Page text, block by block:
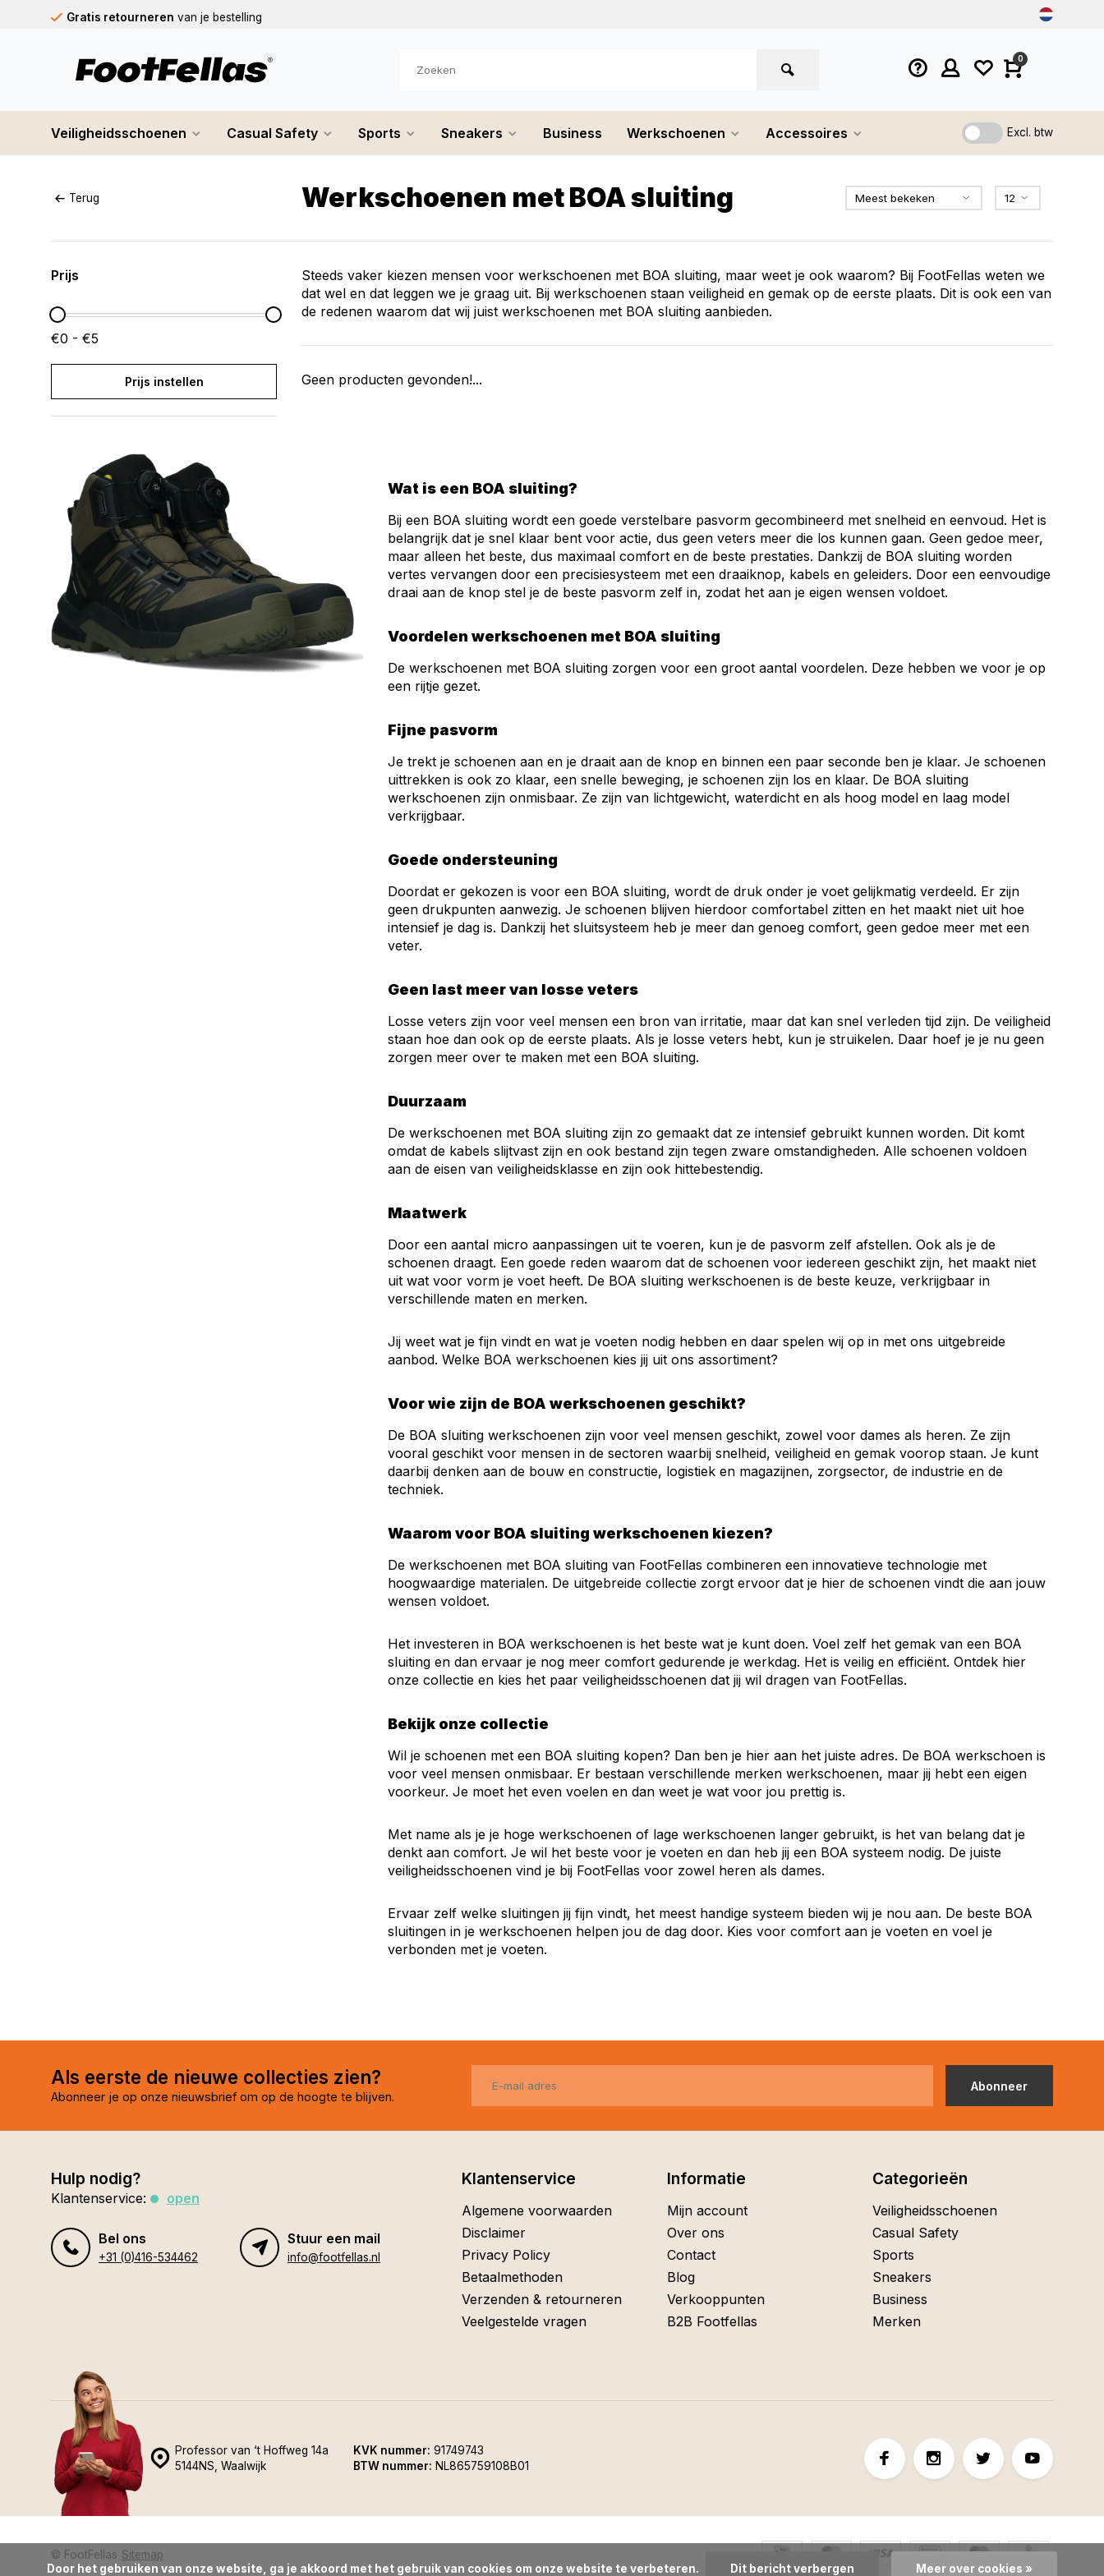
Gratis retourneren van je bestelling
Op werkdagen voor 12.00u besteld,dezelfde dag
0
Veiligheidsschoenen Casual Safety Sports Sneakers Business Werkschoenen Accessoires Excl. btw
Terug Werkschoenen met BOA sluiting
Prijs
€0 - €5
Prijs instellen
Steeds vaker kiezen mensen voor werkschoenen met BOA sluiting, maar weet je ook waarom? Bij FootFellas weten we
dat wel en dat leggen we je graag uit. Bij werkschoenen staan veiligheid en gemak op de eerste plaats. Dit is ook een van
de redenen waarom dat wij juist werkschoenen met BOA sluiting aanbieden.
Geen producten gevonden!...
Wat is een BOA sluiting?
Bij een BOA sluiting wordt een goede verstelbare pasvorm gecombineerd met snelheid en eenvoud. Het is
belangrijk dat je snel klaar bent voor actie, dus geen veters meer die los kunnen gaan. Geen gedoe meer,
maar alleen het beste, dus maximaal comfort en de beste prestaties. Dankzij de BOA sluiting worden
vertes vervangen door een precisiesysteem met een draaiknop, kabels en geleiders. Door een eenvoudige
draai aan de knop stel je de beste pasvorm zelf in, zodat het aan je eigen wensen voldoet.
Voordelen werkschoenen met BOA sluiting
De werkschoenen met BOA sluiting zorgen voor een groot aantal voordelen. Deze hebben we voor je op
een rijtje gezet.
Fijne pasvorm
Je trekt je schoenen aan en je draait aan de knop en binnen een paar seconde ben je klaar. Je schoenen
uittrekken is ook zo klaar, een snelle beweging, je schoenen zijn los en klaar. De BOA sluiting
werkschoenen zijn onmisbaar. Ze zijn van lichtgewicht, waterdicht en als hoog model en laag model
verkrijgbaar.
Goede ondersteuning
Doordat er gekozen is voor een BOA sluiting, wordt de druk onder je voet gelijkmatig verdeeld. Er zijn
geen drukpunten aanwezig. Je schoenen blijven hierdoor comfortabel zitten en het maakt niet uit hoe
intensief je dag is. Dankzij het sluitsysteem heb je meer dan genoeg comfort, geen gedoe meer met een
veter.
Geen last meer van losse veters
Losse veters zijn voor veel mensen een bron van irritatie, maar dat kan snel verleden tijd zijn. De veiligheid
staan hoe dan ook op de eerste plaats. Als je losse veters hebt, kun je struikelen. Daar hoef je je nu geen
zorgen meer over te maken met een BOA sluiting.
Duurzaam
De werkschoenen met BOA sluiting zijn zo gemaakt dat ze intensief gebruikt kunnen worden. Dit komt
omdat de kabels slijtvast zijn en ook bestand zijn tegen zware omstandigheden. Alle schoenen voldoen
aan de eisen van veiligheidsklasse en zijn ook hittebestendig.
Maatwerk
Door een aantal micro aanpassingen uit te voeren, kun je de pasvorm zelf afstellen. Ook als je de
schoenen draagt. Een goede reden waarom dat de schoenen voor iedereen geschikt zijn, het maakt niet
uit wat voor vorm je voet heeft. De BOA sluiting werkschoenen is de beste keuze, verkrijgbaar in
verschillende maten en merken.
Jij weet wat je fijn vindt en wat je voeten nodig hebben en daar spelen wij op in met ons uitgebreide
aanbod. Welke BOA werkschoenen kies jij uit ons assortiment?
Voor wie zijn de BOA werkschoenen geschikt?
De BOA sluiting werkschoenen zijn voor veel mensen geschikt, zowel voor dames als heren. Ze zijn
vooral geschikt voor mensen in de sectoren waarbij snelheid, veiligheid en gemak voorop staan. Je kunt
daarbij denken aan de bouw en constructie, logistiek en magazijnen, zorgsector, de industrie en de
techniek.
Waarom voor BOA sluiting werkschoenen kiezen?
De werkschoenen met BOA sluiting van FootFellas combineren een innovatieve technologie met
hoogwaardige materialen. De uitgebreide collectie zorgt ervoor dat je hier de schoenen vindt die aan jouw
wensen voldoet.
Het investeren in BOA werkschoenen is het beste wat je kunt doen. Voel zelf het gemak van een BOA
sluiting en dan ervaar je nog meer comfort gedurende je werkdag. Het is veilig en efficiënt. Ontdek hier
onze collectie en kies het paar veiligheidsschoenen dat jij wil dragen van FootFellas.
Bekijk onze collectie
Wil je schoenen met een BOA sluiting kopen? Dan ben je hier aan het juiste adres. De BOA werkschoen is
voor veel mensen onmisbaar. Er bestaan verschillende merken werkschoenen, maar jij hebt een eigen
voorkeur. Je moet het even voelen en dan weet je wat voor jou prettig is.
Met name als je je hoge werkschoenen of lage werkschoenen langer gebruikt, is het van belang dat je
denkt aan comfort. Je wil het beste voor je voeten en dan heb jij een BOA systeem nodig. De juiste
veiligheidsschoenen vind je bij FootFellas voor zowel heren als dames.
Ervaar zelf welke sluitingen jij fijn vindt, het meest handige systeem bieden wij je nou aan. De beste BOA
sluitingen in je werkschoenen helpen jou de dag door. Kies voor comfort aan je voeten en voel je
verbonden met je voeten.
Als eerste de nieuwe collecties zien?
Abonneer je op onze nieuwsbrief om op de hoogte te blijven.
Abonneer
Hulp nodig?
Klantenservice: open
Bel ons
+31 (0)416-534462
Stuur een mail
info@footfellas.nl
Klantenservice
Algemene voorwaarden
Disclaimer
Privacy Policy
Betaalmethoden
Verzenden & retourneren
Veelgestelde vragen
Informatie
Mijn account
Over ons
Contact
Blog
Verkooppunten
B2B Footfellas
Categorieën
Veiligheidsschoenen
Casual Safety
Sports
Sneakers
Business
Merken
Professor van ‘t Hoffweg 14a
5144NS, Waalwijk
KVK nummer: 91749743
BTW nummer: NL865759108B01
© FootFellas Sitemap
Door het gebruiken van onze website, ga je akkoord met het gebruik van cookies om onze website te verbeteren.
Dit bericht verbergen Meer over cookies »